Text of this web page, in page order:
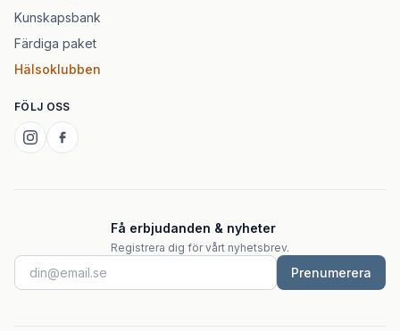
Kunskapsbank
Färdiga paket
Hälsoklubben
FÖLJ OSS
Få erbjudanden & nyheter
Registrera dig för vårt nyhetsbrev.
Prenumerera